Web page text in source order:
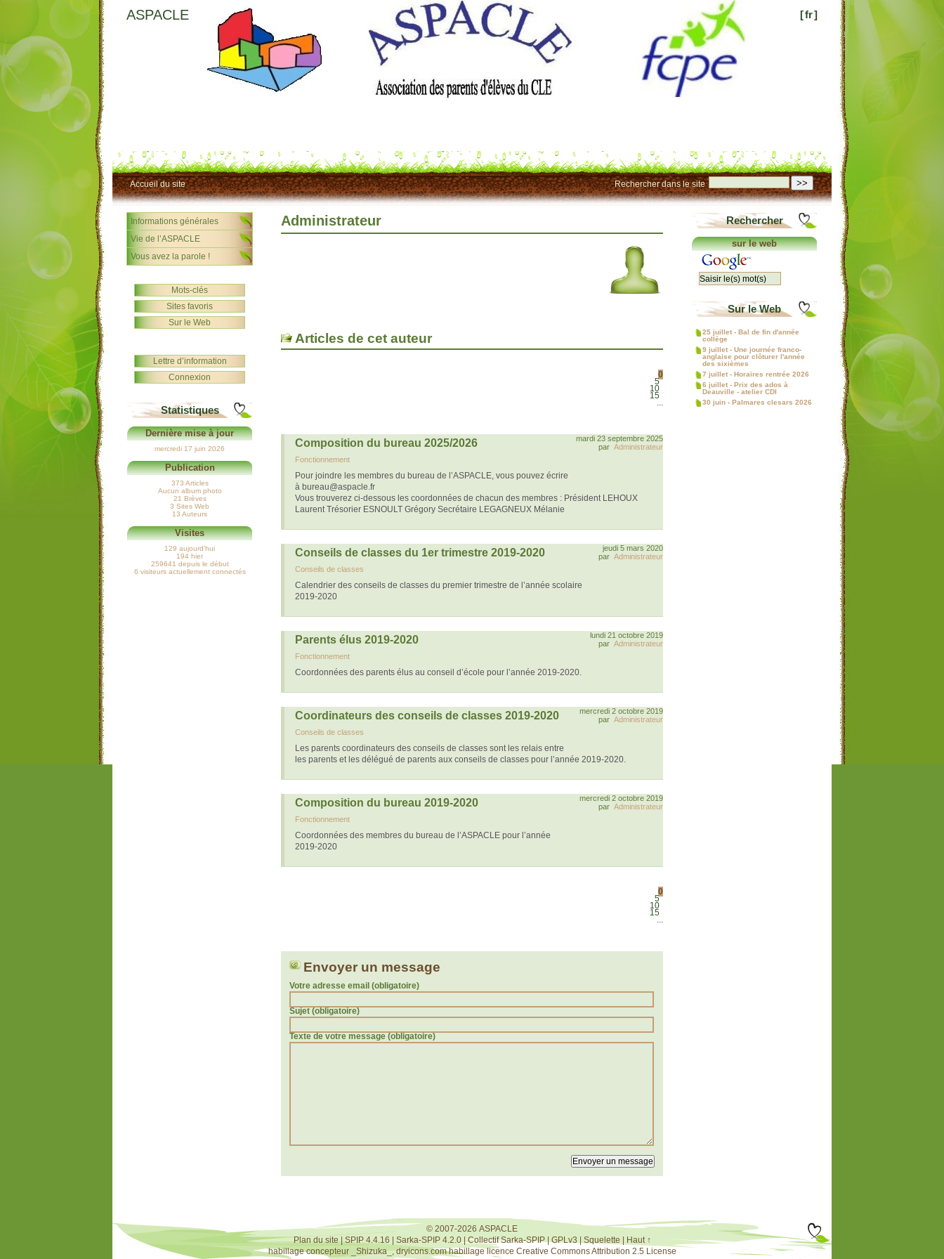
[fr]
ASPACLE
>>
Rechercher dans le site
Accueil du site
Administrateur
Articles de cet auteur
0
5
10
15
...
mardi 23 septembre 2025
par Administrateur
Composition du bureau 2025/2026
Fonctionnement
Pour joindre les membres du bureau de l’ASPACLE, vous pouvez écrire
à bureau@aspacle.fr
Vous trouverez ci-dessous les coordonnées de chacun des membres : Président LEHOUX
Laurent Trésorier ESNOULT Grégory Secrétaire LEGAGNEUX Mélanie
jeudi 5 mars 2020
par Administrateur
Conseils de classes du 1er trimestre 2019-2020
Conseils de classes
Calendrier des conseils de classes du premier trimestre de l’année scolaire
2019-2020
lundi 21 octobre 2019
par Administrateur
Parents élus 2019-2020
Fonctionnement
Coordonnées des parents élus au conseil d’école pour l’année 2019-2020.
mercredi 2 octobre 2019
par Administrateur
Coordinateurs des conseils de classes 2019-2020
Conseils de classes
Les parents coordinateurs des conseils de classes sont les relais entre
les parents et les délégué de parents aux conseils de classes pour l’année 2019-2020.
mercredi 2 octobre 2019
par Administrateur
Composition du bureau 2019-2020
Fonctionnement
Coordonnées des membres du bureau de l’ASPACLE pour l’année
2019-2020
0
5
10
15
...
Envoyer un message
Votre adresse email (obligatoire)
Sujet (obligatoire)
Texte de votre message (obligatoire)
Informations générales
Vie de l’ASPACLE
Vous avez la parole !
Mots-clés
Sites favoris
Sur le Web
Lettre d’information
Connexion
Statistiques
Dernière mise à jour
mercredi 17 juin 2026
Publication
373 Articles
Aucun album photo
21 Brèves
3 Sites Web
13 Auteurs
Visites
129 aujourd’hui
194 hier
259641 depuis le début
6 visiteurs actuellement connectés
Rechercher
sur le web
Sur le Web
25 juillet - Bal de fin d'année
collège
9 juillet - Une journée franco-
anglaise pour clôturer l'année
des sixièmes
7 juillet - Horaires rentrée 2026
6 juillet - Prix des ados à
Deauville - atelier CDI
30 juin - Palmares clesars 2026
© 2007-2026 ASPACLE
Plan du site|SPIP 4.4.16 Sarka-SPIP 4.2.0|Collectif Sarka-SPIP|GPLv3 Squelette
Haut ↑
habillage concepteur
_Shizuka_,dryicons.comhabillage licence Creative Commons Attribution 2.5 License